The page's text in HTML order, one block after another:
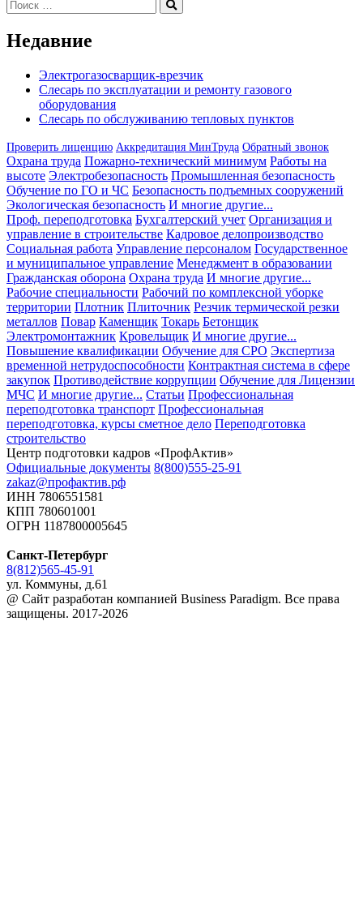
по
записям
Поиск
Недавние
Электрогазосварщик-врезчик
Слесарь по эксплуатации и ремонту газового
оборудования
Слесарь по обслуживанию тепловых пунктов
Проверить лиценцию Аккредитация МинТруда Обратный звонок
Охрана труда Пожарно-технический минимум Работы на
высоте Электробезопасность Промышленная безопасность
Обучение по ГО и ЧС Безопасность подъемных сооружений
Экологическая безопасность И многие другие...
Проф. переподготовка Бухгалтерский учет Организация и
управление в строительстве Кадровое делопроизводство
Социальная работа Управление персоналом Государственное
и муниципальное управление Менеджмент в образовании
Гражданская оборона Охрана труда И многие другие...
Рабочие специальности Рабочий по комплексной уборке
территории Плотник Плиточник Резчик термической резки
металлов Повар Каменщик Токарь Бетонщик
Электромонтажник Кровельщик И многие другие...
Повышение квалификации Обучение для СРО Экспертиза
временной нетрудоспособности Контрактная система в сфере
закупок Противодействие коррупции Обучение для Лицензии
МЧС И многие другие... Статьи Профессиональная
переподготовка транспорт Профессиональная
переподготовка, курсы сметное дело Переподготовка
строительство
Центр подготовки кадров «ПрофАктив»
Официальные документы 8(800)555-25-91
zakaz@профактив.рф
ИНН 7806551581
КПП 780601001
ОГРН 1187800005645
Санкт-Петербург
8(812)565-45-91
ул. Коммуны, д.61
@ Сайт разработан компанией Business Paradigm. Все права
защищены. 2017-2026